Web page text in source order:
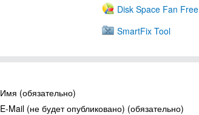
Disk Space Fan Free
SmartFix Tool
Имя (обязательно)
E-Mail (не будет опубликовано) (обязательно)